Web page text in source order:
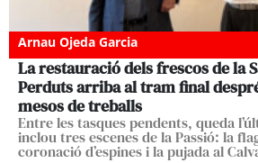
Arnau Ojeda Garcia
La restauració dels frescos de la
Perduts arriba al tram final
mesos de treballs
Entre les tasques pendents, queda
inclou tres escenes de la Passió: la
coronació d’espines i la pujada al